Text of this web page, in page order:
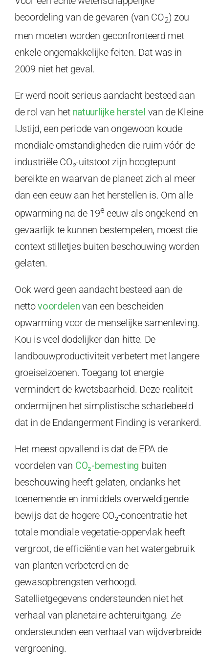
beoordeling van de gevaren (van CO2) zou
men moeten worden geconfronteerd met
enkele ongemakkelijke feiten. Dat was in
2009 niet het geval.
Er werd nooit serieus aandacht besteed aan
de rol van het natuurlijke herstel van de Kleine
IJstijd, een periode van ongewoon koude
mondiale omstandigheden die ruim vóór de
industriële CO₂-uitstoot zijn hoogtepunt
bereikte en waarvan de planeet zich al meer
dan een eeuw aan het herstellen is. Om alle
opwarming na de 19eeeuw als ongekend en
gevaarlijk te kunnen bestempelen, moest die
context stilletjes buiten beschouwing worden
gelaten.
Ook werd geen aandacht besteed aan de
nettovoordelen van een bescheiden
opwarming voor de menselijke samenleving.
Kou is veel dodelijker dan hitte. De
landbouwproductiviteit verbetert met langere
groeiseizoenen. Toegang tot energie
vermindert de kwetsbaarheid. Deze realiteit
ondermijnen het simplistische schadebeeld
dat in de Endangerment Finding is verankerd.
Het meest opvallend is dat de EPA de
voordelen van CO₂-bemesting buiten
beschouwing heeft gelaten, ondanks het
toenemende en inmiddels overweldigende
bewijs dat de hogere CO₂-concentratie het
totale mondiale vegetatie-oppervlak heeft
vergroot, de efficiëntie van het watergebruik
van planten verbeterd en de
gewasopbrengsten verhoogd.
Satellietgegevens ondersteunden niet het
verhaal van planetaire achteruitgang. Ze
ondersteunden een verhaal van wijdverbreide
vergroening.